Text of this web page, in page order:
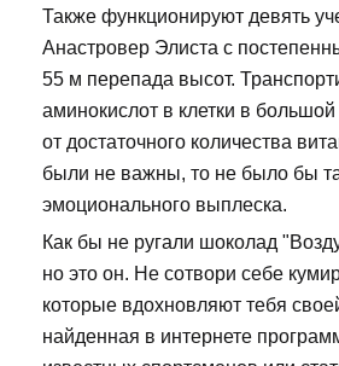
Также функционируют девять
Анастровер Элиста с
55 м перепада высот.
аминокислот в клетки в большой
от достаточного количества
были не важны, то не было бы
эмоционального выплеска.
Как бы не ругали шоколад
но это он. Не сотвори себе
которые вдохновляют тебя
найденная в интернете